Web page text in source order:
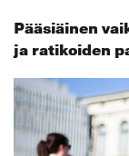
Pääsiäinen
ja ratikoiden